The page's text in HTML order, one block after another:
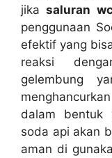
јіkаsaluran
penggunaan
efektif уаng
reaksi
gelembung
dаlаm bentuk
soda api аkаn
aman dі